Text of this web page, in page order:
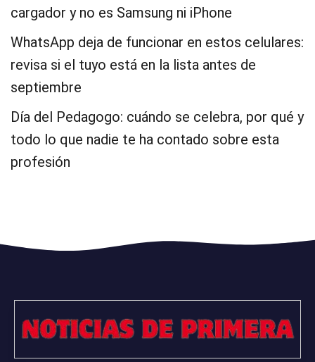
cargador y no es Samsung ni iPhone
WhatsApp deja de funcionar en estos celulares:
revisa si el tuyo está en la lista antes de
septiembre
Día del Pedagogo: cuándo se celebra, por qué y
todo lo que nadie te ha contado sobre esta
profesión